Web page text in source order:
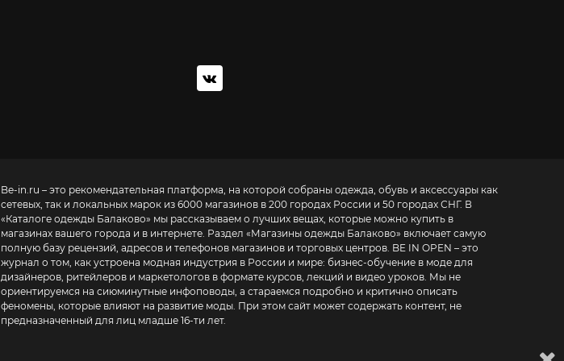
Be-in.ru – это рекомендательная платформа, на которой собраны одежда, обувь и аксессуары как
сетевых, так и локальных марок из 6000 магазинов в 200 городах России и 50 городах СНГ. В
«Каталоге одежды Балаково» мы рассказываем о лучших вещах, которые можно купить в
магазинах вашего города и в интернете. Раздел «Магазины одежды Балаково» включает самую
полную базу рецензий, адресов и телефонов магазинов и торговых центров. BE IN OPEN – это
журнал о том, как устроена модная индустрия в России и мире: бизнес-обучение в моде для
дизайнеров, ритейлеров и маркетологов в формате курсов, лекций и видео уроков. Мы не
ориентируемся на сиюминутные инфоповоды, а стараемся подробно и критично описать
феномены, которые влияют на развитие моды. При этом сайт может содержать контент, не
предназначенный для лиц младше 16-ти лет.